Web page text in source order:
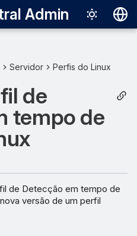
Admin
English
Français
Italiano
한국어
Português
Servidor Perfis do Linux
de
tempo de
de Detecção em tempo de
versão de um perfil